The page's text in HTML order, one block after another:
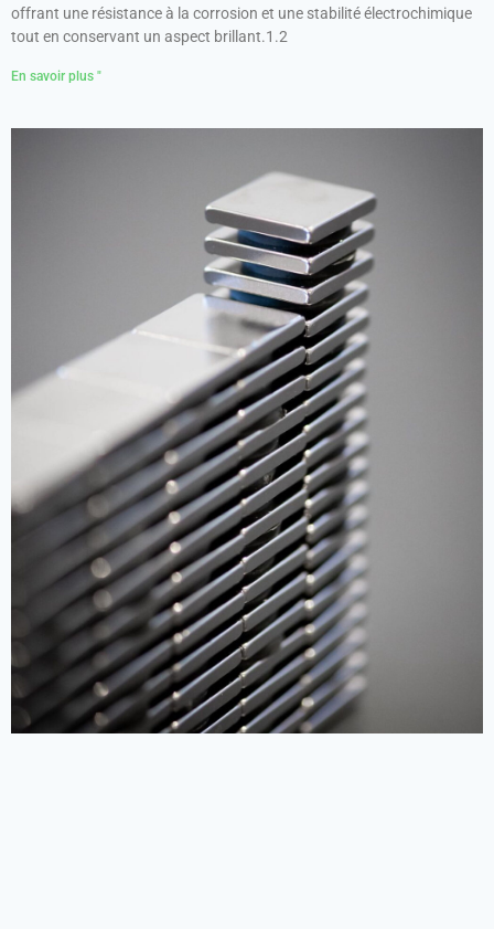
offrant une résistance à la corrosion et une stabilité électrochimique
tout en conservant un aspect brillant.1.2
En savoir plus "